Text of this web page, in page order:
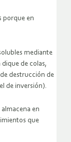
porque en
mediante
de colas,
destrucción de
de inversión).
en
que